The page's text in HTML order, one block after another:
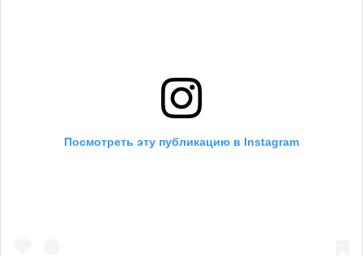
Посмотреть эту публикацию в Instagram